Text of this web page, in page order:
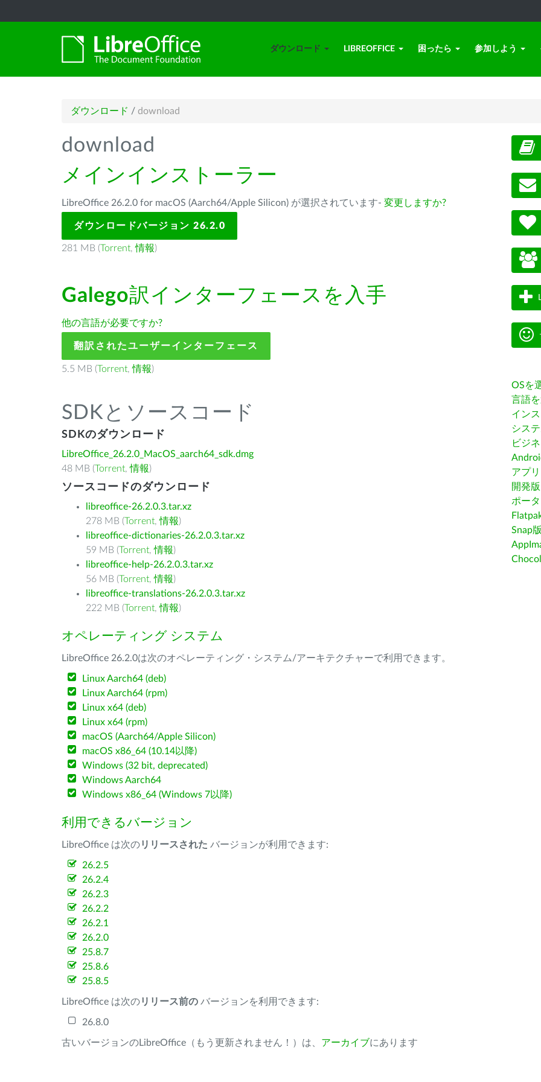
ダウンロード LIBREOFFICE 困ったら 参加しよう
ダウンロード / download
download
メインインストーラー
LibreOffice 26.2.0 for macOS (Aarch64/Apple Silicon) が選択されています- 変更しますか?
ダウンロードバージョン 26.2.0
281 MB (Torrent,情報)
Galego訳インターフェースを入手
他の言語が必要ですか?
翻訳されたユーザーインターフェース
5.5 MB (Torrent,情報)
SDKとソースコード
SDKのダウンロード
LibreOffice_26.2.0_MacOS_aarch64_sdk.dmg
48 MB (Torrent,情報)
ソースコードのダウンロード
libreoffice-26.2.0.3.tar.xz
278 MB (Torrent,情報)
libreoffice-dictionaries-26.2.0.3.tar.xz
59 MB (Torrent,情報)
libreoffice-help-26.2.0.3.tar.xz
56 MB (Torrent,情報)
libreoffice-translations-26.2.0.3.tar.xz
222 MB (Torrent,情報)
オペレーティング システム
LibreOffice 26.2.0は次のオペレーティング・システム/アーキテクチャーで利用できます。
Linux Aarch64 (deb)
Linux Aarch64 (rpm)
Linux x64 (deb)
Linux x64 (rpm)
macOS (Aarch64/Apple Silicon)
macOS x86_64 (10.14以降)
Windows (32 bit, deprecated)
Windows Aarch64
Windows x86_64 (Windows 7以降)
利用できるバージョン
LibreOffice は次のリリースされた バージョンが利用できます:
26.2.5
26.2.4
26.2.3
26.2.2
26.2.1
26.2.0
25.8.7
25.8.6
25.8.5
LibreOffice は次のリリース前の バージョンを利用できます:
26.8.0
古いバージョンのLibreOffice（もう更新されません！）は、 アーカイブにあります
OSを
言語
イン
シス
ビジ
アプ
開発版
ポー
Snap版